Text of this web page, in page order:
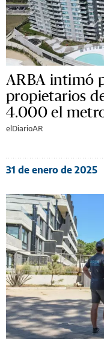
ARBA intimó
propietarios
4.000 el
elDiarioAR
31 de enero de 2025